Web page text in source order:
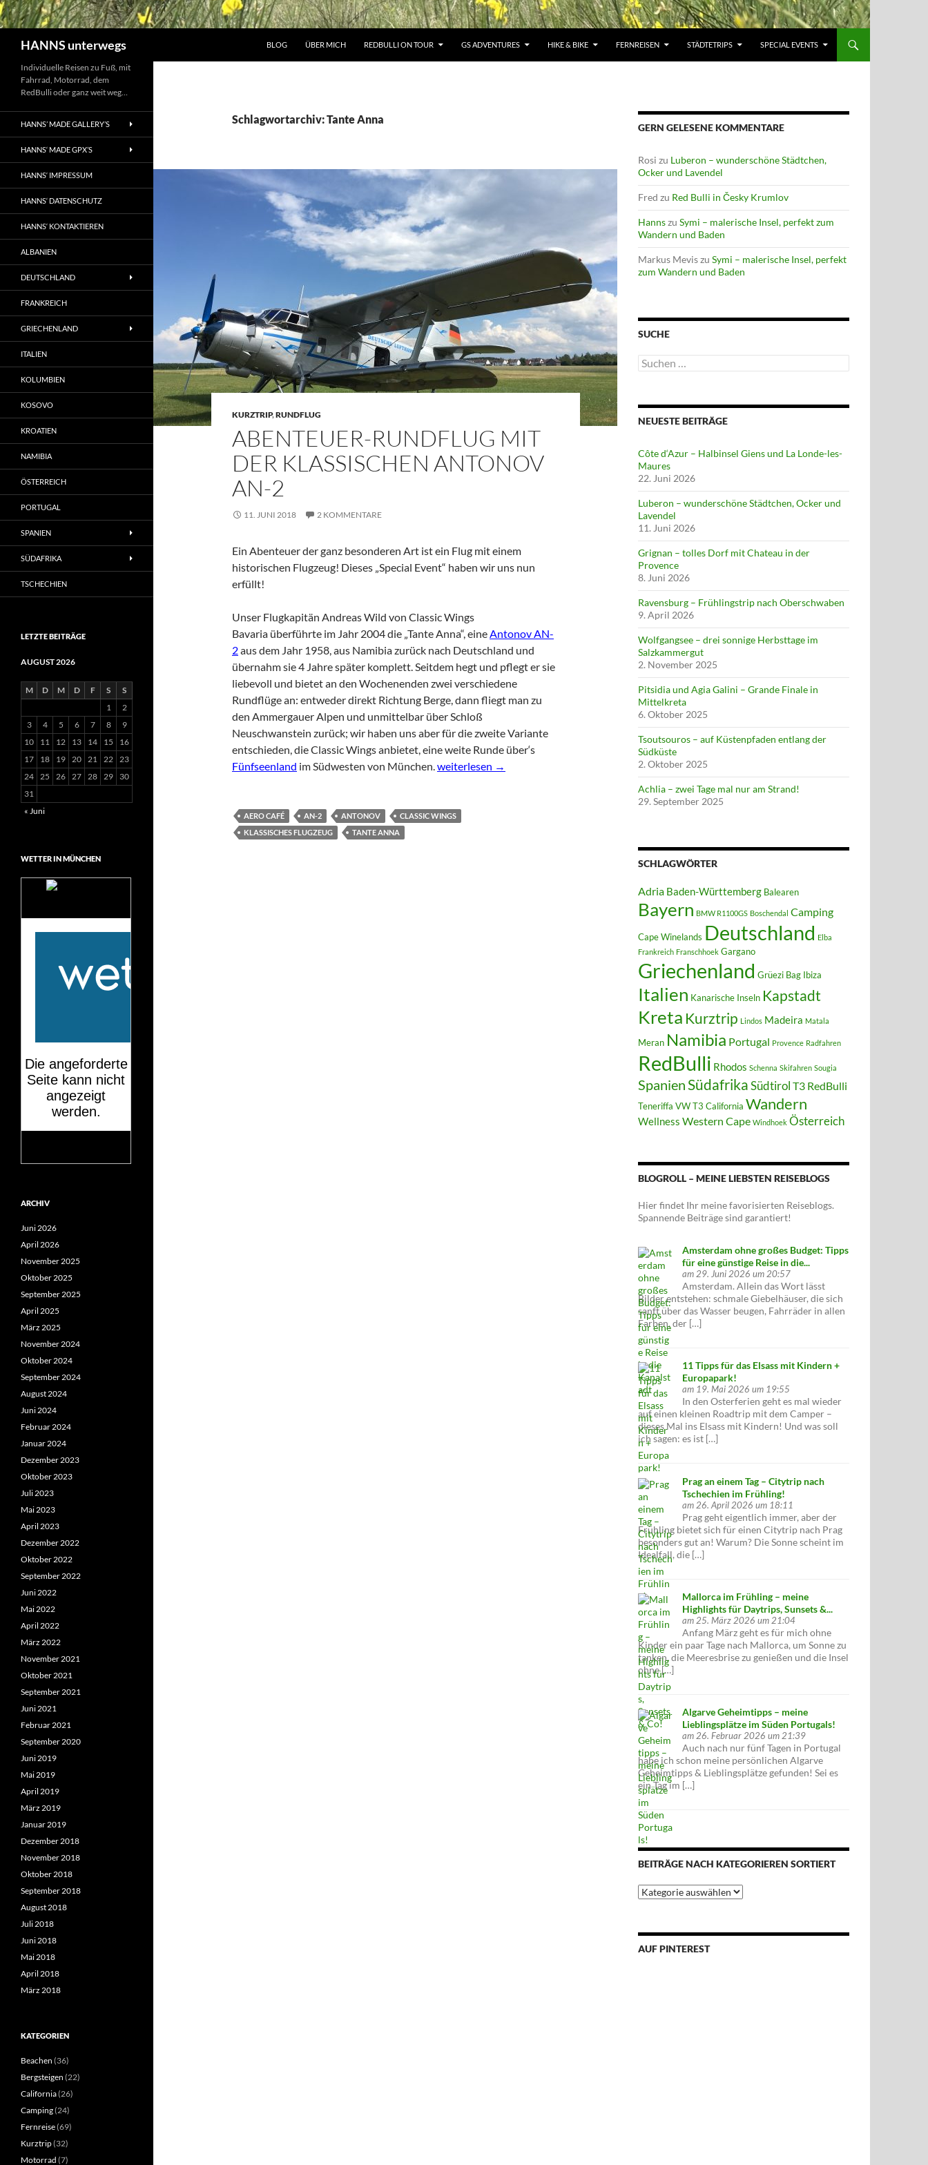
HANNS unterwegs BLOG ÜBER MICH REDBULLI ON TOUR GS ADVENTURES HIKE & BIKE FERNREISEN STÄDTETRIPS SPECIAL EVENTS
Schlagwortarchiv: Tante Anna
KURZTRIP,RUNDFLUG
ABENTEUER-RUNDFLUG MIT
DER KLASSISCHEN ANTONOV
AN-2
11. JUNI 2018 2 KOMMENTARE
Ein Abenteuer der ganz besonderen Art ist ein Flug mit einem
historischen Flugzeug! Dieses „Special Event“ haben wir uns nun
erfüllt!
Unser Flugkapitän Andreas Wild von Classic Wings
Bavaria überführte im Jahr 2004 die „Tante Anna“, eineAntonov AN-
2aus dem Jahr 1958, aus Namibia zurück nach Deutschland und
übernahm sie 4 Jahre später komplett. Seitdem hegt und pflegt er sie
liebevoll und bietet an den Wochenenden zwei verschiedene
Rundflüge an: entweder direkt Richtung Berge, dann fliegt man zu
den Ammergauer Alpen und unmittelbar über Schloß
Neuschwanstein zurück; wir haben uns aber für die zweite Variante
entschieden, die Classic Wings anbietet, eine weite Runde über‘s
Fünfseenland im Südwesten von München.Abenteuer-Rundflug mit der klassischen ANTONOV AN-2
weiterlesen →
AERO CAFÉ AN-2 ANTONOV
CLASSIC WINGS
KLASSISCHES FLUGZEUG
TANTE ANNA
GERN GELESENE KOMMENTARE
Rosi zu Luberon – wunderschöne Städtchen,
Ocker und Lavendel
Fred zu Red Bulli in Česky Krumlov
Hannszu Symi – malerische Insel, perfekt zum
Wandern und Baden
Markus Meviszu Symi – malerische Insel, perfekt
zum Wandern und Baden
SUCHE
Suchen
nach:
NEUESTE BEITRÄGE
Côte d‘Azur – Halbinsel Giens und La Londe-les-
Maures
22. Juni 2026
Luberon – wunderschöne Städtchen, Ocker und
Lavendel
11. Juni 2026
Grignan – tolles Dorf mit Chateau in der
Provence
8. Juni 2026
Ravensburg – Frühlingstrip nach Oberschwaben
9. April 2026
Wolfgangsee – drei sonnige Herbsttage im
Salzkammergut
2. November 2025
Pitsidia und Agia Galini – Grande Finale in
Mittelkreta
6. Oktober 2025
Tsoutsouros – auf Küstenpfaden entlang der
Südküste
2. Oktober 2025
Achlia – zwei Tage mal nur am Strand!
29. September 2025
SCHLAGWÖRTER
Adria Baden-Württemberg Balearen
Bayern BMW R1100GS Boschendal Camping
Cape Winelands Deutschland Elba
Frankreich Franschhoek Gargano
Griechenland Grüezi Bag Ibiza
Italien Kanarische Inseln Kapstadt
Kreta Kurztrip Lindos Madeira Matala
Meran Namibia Portugal Provence Radfahren
RedBulli Rhodos Schenna Skifahren Sougia
SpanienSüdafrikaSüdtirol T3 RedBulli
Teneriffa VW T3 California Wandern
Wellness Western Cape Windhoek Österreich
BLOGROLL – MEINE LIEBSTEN REISEBLOGS
Hier findet Ihr meine favorisierten Reiseblogs.
Spannende Beiträge sind garantiert!
Amsterdam ohne großes Budget: Tipps
für eine günstige Reise in die...
am 29. Juni 2026 um 20:57
Amsterdam. Allein das Wort lässt
Bilder entstehen: schmale Giebelhäuser, die sich
sanft über das Wasser beugen, Fahrräder in allen
Farben, der […]
11 Tipps für das Elsass mit Kindern +
Europapark!
am 19. Mai 2026 um 19:55
In den Osterferien geht es mal wieder
auf einen kleinen Roadtrip mit dem Camper –
dieses Mal ins Elsass mit Kindern! Und was soll
ich sagen: es ist […]
Prag an einem Tag – Citytrip nach
Tschechien im Frühling!
am 26. April 2026 um 18:11
Prag geht eigentlich immer, aber der
Frühling bietet sich für einen Citytrip nach Prag
besonders gut an! Warum? Die Sonne scheint im
Idealfall, die […]
Mallorca im Frühling – meine
Highlights für Daytrips, Sunsets &...
am 25. März 2026 um 21:04
Anfang März geht es für mich ohne
Kinder ein paar Tage nach Mallorca, um Sonne zu
tanken, die Meeresbrise zu genießen und die Insel
ohne […]
Algarve Geheimtipps – meine
Lieblingsplätze im Süden Portugals!
am 26. Februar 2026 um 21:39
Auch nach nur fünf Tagen in Portugal
habe ich schon meine persönlichen Algarve
Geheimtipps & Lieblingsplätze gefunden! Sei es
ein Tag im […]
BEITRÄGE NACH KATEGORIEREN SORTIERT
Beiträge
nach
AUF PINTEREST
Individuelle Reisen zu Fuß, mit
Fahrrad, Motorrad, dem
RedBulli oder ganz weit weg…
HANNS’ MADE GALLERY’S
HANNS‘ MADE GPX’S
HANNS‘ IMPRESSUM
HANNS‘ DATENSCHUTZ
HANNS‘ KONTAKTIEREN
ALBANIEN
DEUTSCHLAND
FRANKREICH
GRIECHENLAND
ITALIEN
KOLUMBIEN
KOSOVO
KROATIEN
NAMIBIA
ÖSTERREICH
PORTUGAL
SPANIEN
SÜDAFRIKA
TSCHECHIEN
LETZTE BEITRÄGE
AUGUST 2026
M D M D F S
S
1
2
3
4 5 6 7 8
9
10
11 12 13 14 15
16
17
18 19 20 21 22 23
24 25 26 27 28 29
30
31
« Juni
WETTER IN MÜNCHEN
ARCHIV
Juni 2026
April 2026
November 2025
Oktober 2025
September 2025
April 2025
März 2025
November 2024
Oktober 2024
September 2024
August 2024
Juni 2024
Februar 2024
Januar 2024
Dezember 2023
Oktober 2023
Juli 2023
Mai 2023
April 2023
Dezember 2022
Oktober 2022
September 2022
Juni 2022
Mai 2022
April 2022
März 2022
November 2021
Oktober 2021
September 2021
Juni 2021
Februar 2021
September 2020
Juni 2019
Mai 2019
April 2019
März 2019
Januar 2019
Dezember 2018
November 2018
Oktober 2018
September 2018
August 2018
Juli 2018
Juni 2018
Mai 2018
April 2018
März 2018
KATEGORIEN
Beachen (36)
Bergsteigen (22)
California(26)
Camping(24)
Fernreise(69)
Kurztrip(32)
Motorrad (7)